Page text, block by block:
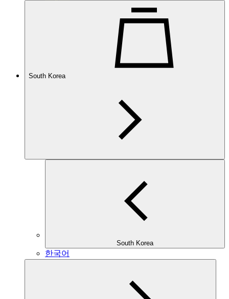
South Korea
South Korea
한국어